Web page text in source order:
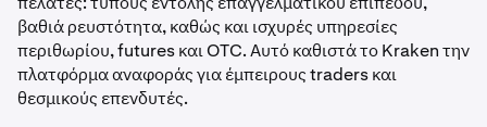
βαθιά ρευστότητα, καθώς και ισχυρές υπηρεσίες
περιθωρίου, futures και OTC. Αυτό καθιστά το Kraken την
πλατφόρμα αναφοράς για έμπειρους traders και
θεσμικούς επενδυτές.